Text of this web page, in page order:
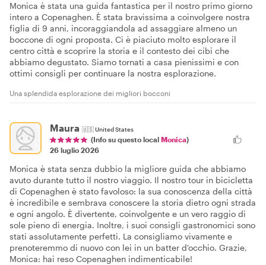
Monica è stata una guida fantastica per il nostro primo giorno
intero a Copenaghen. È stata bravissima a coinvolgere nostra
figlia di 9 anni, incoraggiandola ad assaggiare almeno un
boccone di ogni proposta. Ci è piaciuto molto esplorare il
centro città e scoprire la storia e il contesto dei cibi che
abbiamo degustato. Siamo tornati a casa pienissimi e con
ottimi consigli per continuare la nostra esplorazione.
Una splendida esplorazione dei migliori bocconi
Maura 🇺🇸United States
(Info su questo local Monica)
26 luglio 2026
Monica è stata senza dubbio la migliore guida che abbiamo
avuto durante tutto il nostro viaggio. Il nostro tour in bicicletta
di Copenaghen è stato favoloso: la sua conoscenza della città
è incredibile e sembrava conoscere la storia dietro ogni strada
e ogni angolo. È divertente, coinvolgente e un vero raggio di
sole pieno di energia. Inoltre, i suoi consigli gastronomici sono
stati assolutamente perfetti. La consigliamo vivamente e
prenoteremmo di nuovo con lei in un batter d'occhio. Grazie,
Monica: hai reso Copenaghen indimenticabile!